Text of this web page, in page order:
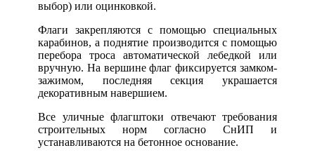
выбор) или оцинковкой.
Флаги закрепляются с помощью специальных
карабинов, а поднятие производится с помощью
перебора троса автоматической лебедкой или
вручную. На вершине флаг фиксируется замком-
зажимом, последняя секция украшается
декоративным навершием.
Все уличные флагштоки отвечают требования
строительных норм согласно СнИП и
устанавливаются на бетонное основание.